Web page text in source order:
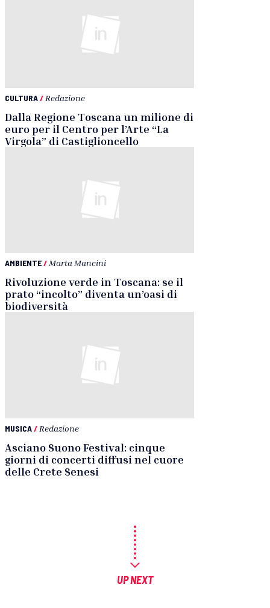
CULTURA/ Redazione
Dalla Regione Toscana un milione di
euro per il Centro per l’Arte “La
Virgola” di Castiglioncello
AMBIENTE/ Marta Mancini
Rivoluzione verde in Toscana: se il
prato “incolto” diventa un’oasi di
biodiversità
MUSICA/ Redazione
Asciano Suono Festival: cinque
giorni di concerti diffusi nel cuore
delle Crete Senesi
UP NEXT